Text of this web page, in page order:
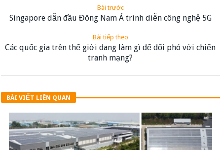
Bài trước
Singapore dẫn đầu Đông Nam Á trình diễn công nghệ 5G
Bài tiếp theo
Các quốc gia trên thế giới đang làm gì để đối phó với chiến
tranh mạng?
BÀI VIẾT LIÊN QUAN